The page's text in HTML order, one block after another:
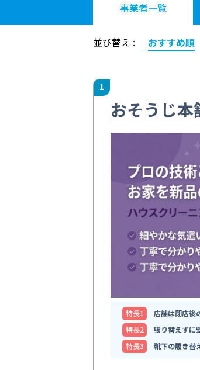
事業者一覧
並び替え : おすすめ順
1
おそうじ本
特⻑1
店舗は閉店後
特⻑2
張り替えずに
特⻑3
靴下の履き替